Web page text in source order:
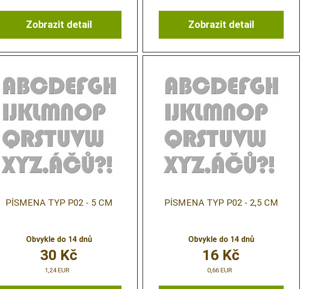
Zobrazit detail Zobrazit detail
PÍSMENA TYP P02 - 5 CM
Obvykle do 14 dnů
30 Kč
1,24 EUR
PÍSMENA TYP P02 - 2,5 CM
Obvykle do 14 dnů
16 Kč
0,66 EUR